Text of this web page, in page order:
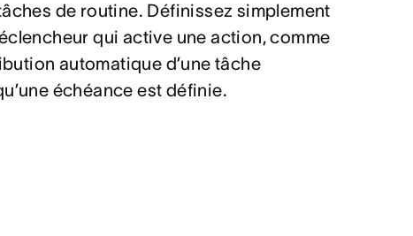
de routine. Définissez simplement
qui active une action, comme
automatique d’une tâche
échéance est définie.